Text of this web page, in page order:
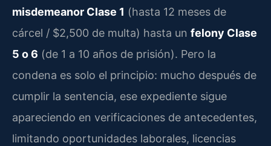
misdemeanor Clase 1 (hasta 12 meses de
cárcel / $2,500 de multa) hasta un felony Clase
5 o 6 (de 1 a 10 años de prisión). Pero la
condena es solo el principio: mucho después de
cumplir la sentencia, ese expediente sigue
apareciendo en verificaciones de antecedentes,
limitando oportunidades laborales, licencias